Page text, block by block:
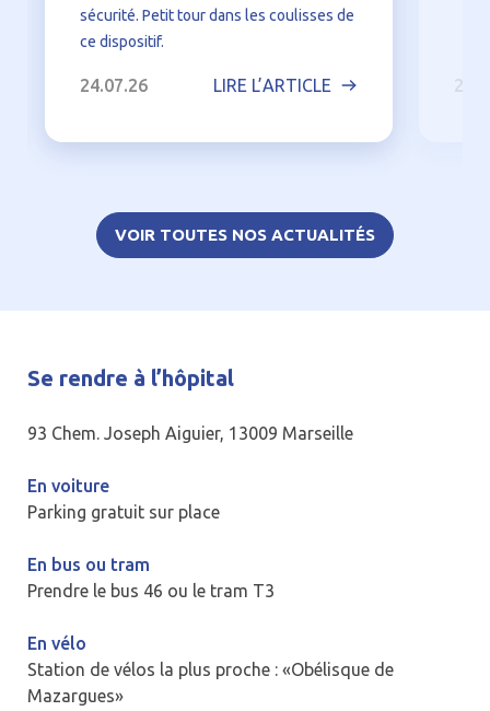
sécurité. Petit tour dans les coulisses de
ce dispositif.
24.07.26 LIRE L’ARTICLE
VOIR TOUTES NOS ACTUALITÉS
Se rendre à l’hôpital
93 Chem. Joseph Aiguier, 13009 Marseille
En voiture
Parking gratuit sur place
En bus ou tram
Prendre le bus 46 ou le tram T3
En vélo
Station de vélos la plus proche : «Obélisque de
Mazargues»